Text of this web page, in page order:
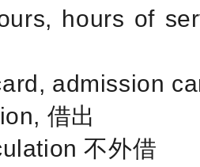
hours of
admission
借出
不外借